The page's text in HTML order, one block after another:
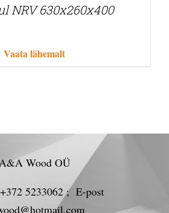
NRV 630x260x400
Vaata lähemalt
Wood OÜ
5233062 ; E-post